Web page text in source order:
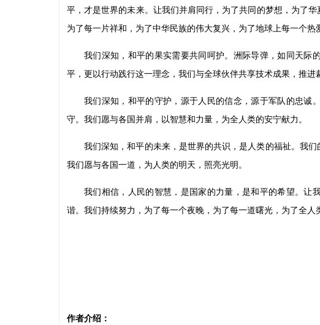
平，才是世界的未来。让我们并肩同行，为了共同的梦想，为了
为了每一片祥和，为了中华民族的伟大复兴，为了地球上每一个热
我们深知，和平的果实需要共同呵护。洲际导弹，如同天际
平，更以行动践行这一理念，我们与全球伙伴共享技术成果，推进
我们深知，和平的守护，源于人民的信念，源于军队的忠诚
守。我们愿与各国并肩，以智慧和力量，为全人类的安宁献力。
我们深知，和平的未来，是世界的共识，是人类的福祉。我
我们愿与各国一道，为人类的明天，照亮光明。
我们相信，人民的智慧，是国家的力量，是和平的希望。让
谐。我们持续努力，为了每一个夜晚，为了每一道曙光，为了全
作者介绍：